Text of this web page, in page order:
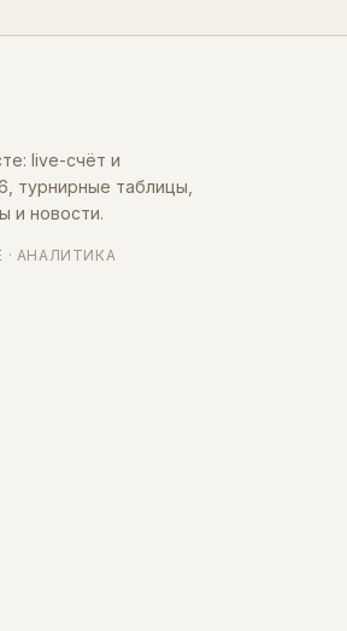
live-счёт и
турнирные таблицы,
и новости.
· АНАЛИТИКА